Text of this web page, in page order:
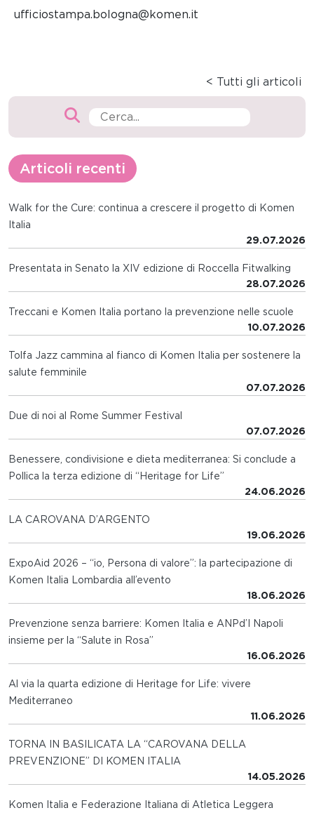
ufficiostampa.bologna@komen.it
< Tutti gli articoli
Articoli recenti
Walk for the Cure: continua a crescere il progetto di Komen
Italia
29.07.2026
Presentata in Senato la XIV edizione di Roccella Fitwalking
28.07.2026
Treccani e Komen Italia portano la prevenzione nelle scuole
10.07.2026
Tolfa Jazz cammina al fianco di Komen Italia per sostenere la
salute femminile
07.07.2026
Due di noi al Rome Summer Festival
07.07.2026
Benessere, condivisione e dieta mediterranea: Si conclude a
Pollica la terza edizione di “Heritage for Life”
24.06.2026
LA CAROVANA D’ARGENTO
19.06.2026
ExpoAid 2026 – “io, Persona di valore”: la partecipazione di
Komen Italia Lombardia all’evento
18.06.2026
Prevenzione senza barriere: Komen Italia e ANPd’I Napoli
insieme per la “Salute in Rosa”
16.06.2026
Al via la quarta edizione di Heritage for Life: vivere
Mediterraneo
11.06.2026
TORNA IN BASILICATA LA “CAROVANA DELLA
PREVENZIONE” DI KOMEN ITALIA
14.05.2026
Komen Italia e Federazione Italiana di Atletica Leggera